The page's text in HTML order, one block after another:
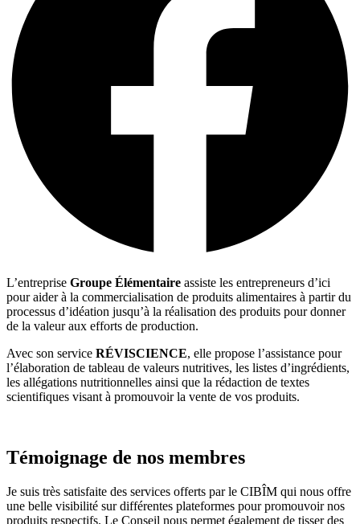
L’entreprise Groupe Élémentaire assiste les entrepreneurs d’ici
pour aider à la commercialisation de produits alimentaires à partir du
processus d’idéation jusqu’à la réalisation des produits pour donner
de la valeur aux efforts de production.
Avec son service RÉVISCIENCE, elle propose l’assistance pour
l’élaboration de tableau de valeurs nutritives, les listes d’ingrédients,
les allégations nutritionnelles ainsi que la rédaction de textes
scientifiques visant à promouvoir la vente de vos produits.
Témoignage de nos membres
Je suis très satisfaite des services offerts par le CIBÎM qui nous offre
une belle visibilité sur différentes plateformes pour promouvoir nos
produits respectifs. Le Conseil nous permet également de tisser des